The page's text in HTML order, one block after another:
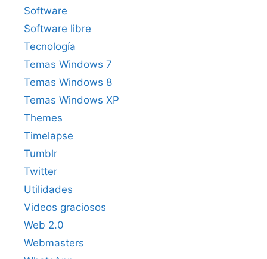
Software
Software libre
Tecnología
Temas Windows 7
Temas Windows 8
Temas Windows XP
Themes
Timelapse
Tumblr
Twitter
Utilidades
Videos graciosos
Web 2.0
Webmasters